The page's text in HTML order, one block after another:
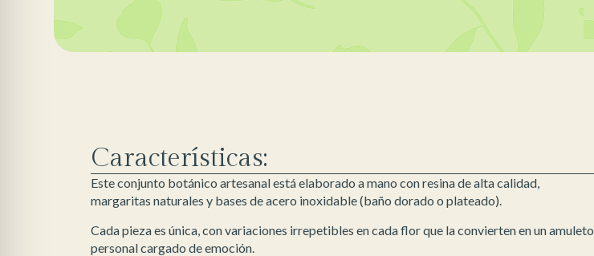
Características:
Este conjunto botánico artesanal está elaborado a mano con resina de alta calidad,
margaritas naturales y bases de acero inoxidable (baño dorado o plateado).
Cada pieza es única, con variaciones irrepetibles en cada flor que la convierten en un amuleto
personal cargado de emoción.